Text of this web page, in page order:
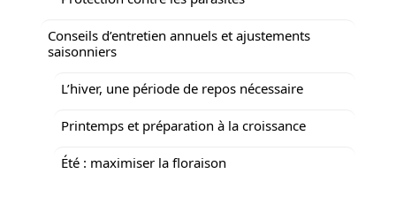
Conseils d’entretien annuels et ajustements
saisonniers
L’hiver, une période de repos nécessaire
Printemps et préparation à la croissance
Été : maximiser la floraison